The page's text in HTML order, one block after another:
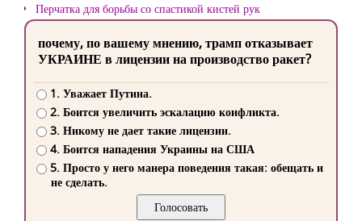
Перчатка для борьбы со спастикой кистей рук
почему, по вашему мнению, трамп отказывает
УКРАИНЕ в лицензии на производство ракет?
1. Уважает Путина.
2. Боится увеличить эскалацию конфликта.
3. Никому не дает такие лицензии.
4. Боится нападения Украины на США
5. Просто у него манера поведения такая: обещать и
не сделать.